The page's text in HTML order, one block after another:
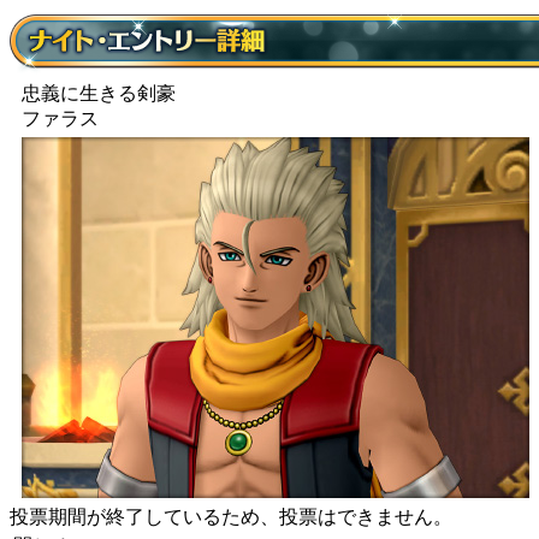
忠義に生きる剣豪
ファラス
投票期間が終了しているため、投票はできません。